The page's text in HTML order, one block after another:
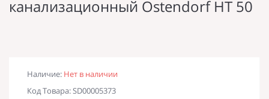
канализационный Ostendorf НТ 50
Наличие: Нет в наличии
Код Товара: SD00005373